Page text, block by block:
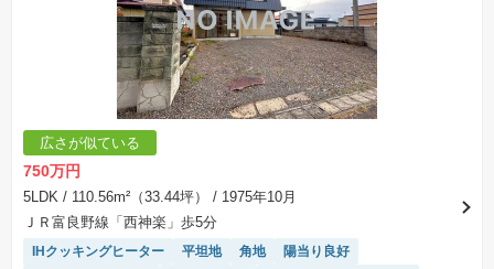
広さが似ている
750万円
5LDK / 110.56m²（33.44坪）
/ 1975年10月
ＪＲ富良野線「西神楽」歩5分
IHクッキングヒーター 平坦地 角地
陽当り良好